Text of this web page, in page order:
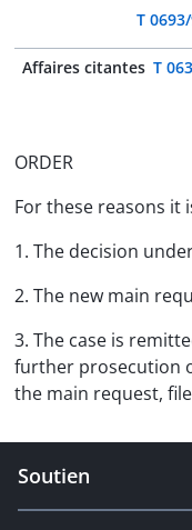
T
Affaires citantes T
ORDER
For these reasons it
1. The decision
2. The new main
3. The case is
further prosecution
the main request,
Soutien